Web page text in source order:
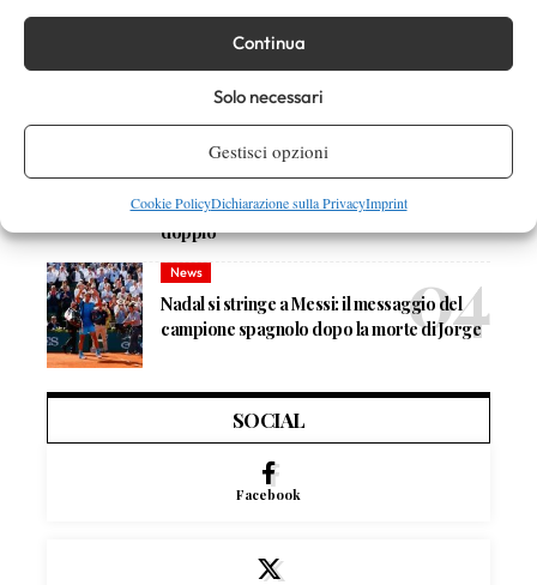
Continua
Solo necessari
Gestisci opzioni
Cookie PolicyDichiarazione sulla PrivacyImprint
Masters 1000 Montreal 2026: Darderi
ottiene il secondo quarto di finale 1000
Atp News
Masters 1000 Montreal 2026: programma,
orario e ordine di gioco domenica 9 agosto.
Fonseca-Shelton sul centrale e Darderi in
doppio
News
Nadal si stringe a Messi: il messaggio del
campione spagnolo dopo la morte di Jorge
SOCIAL
Facebook